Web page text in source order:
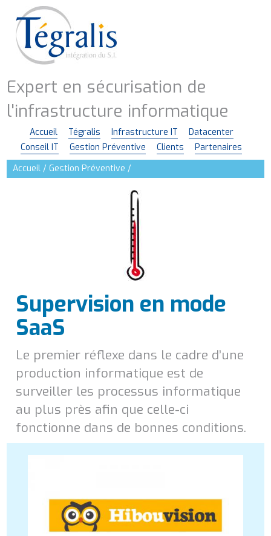
contenu
principal
Expert en sécurisation de
l'infrastructure informatique
Navigation
principale
Accueil Tégralis Infrastructure IT
Datacenter
Conseil IT
Gestion Préventive Clients
Partenaires
Accueil
Gestion Préventive
Supervision en mode
SaaS
Le premier réflexe dans le cadre d’une
production informatique est de
surveiller les processus informatique
au plus près afin que celle-ci
fonctionne dans de bonnes conditions.